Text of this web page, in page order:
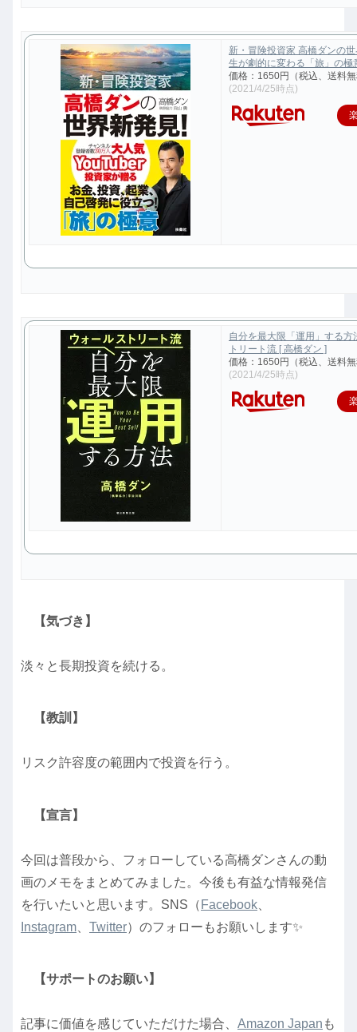
新・冒険投資家 高橋ダンの
生が劇的に変わる「旅」の極
価格：1650円（税込、送料
(2021/4/25時点)
自分を最大限「運用」する方
トリート流 [ 高橋ダン ]
価格：1650円（税込、送料
(2021/4/25時点)
【気づき】
淡々と長期投資を続ける。
【教訓】
リスク許容度の範囲内で投資を行う。
【宣言】
今回は普段から、フォローしている高橋ダンさんの動
画のメモをまとめてみました。今後も有益な情報発信
を行いたいと思います。SNS（ Facebook
Instagram
Twitter）のフォローもお願いします✨
【サポートのお願い】
記事に価値を感じていただけた場合、 Amazon Japan も